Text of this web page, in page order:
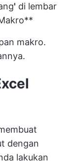
' di lembar
makro.
dengan
lakukan